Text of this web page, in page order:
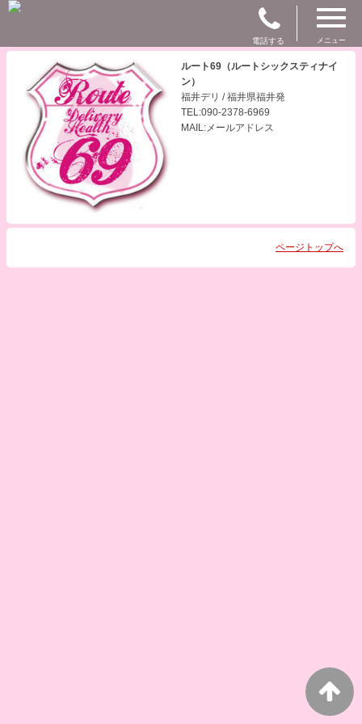
電話する メニュー
ルート69（ルートシックスティナイ
ン）
福井デリ / 福井県福井発
TEL:090-2378-6969
MAIL:メールアドレス
ページトップへ